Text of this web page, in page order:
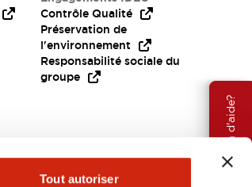
Tout autoriser
Besoin d'aide?
Contrôle Qualité
Préservation de
l'environnement
Responsabilité sociale du
groupe